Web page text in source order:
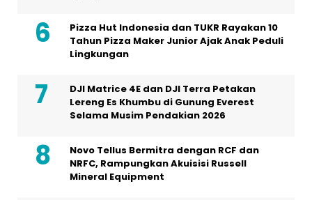
Pizza Hut Indonesia dan TUKR Rayakan 10
Tahun Pizza Maker Junior Ajak Anak Peduli
Lingkungan
DJI Matrice 4E dan DJI Terra Petakan
Lereng Es Khumbu di Gunung Everest
Selama Musim Pendakian 2026
Novo Tellus Bermitra dengan RCF dan
NRFC, Rampungkan Akuisisi Russell
Mineral Equipment